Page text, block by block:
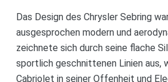
Das Design des Chrysler Sebring
ausgesprochen modern und
zeichnete sich durch seine flache
sportlich geschnittenen Linien aus,
Cabriolet in seiner Offenheit und